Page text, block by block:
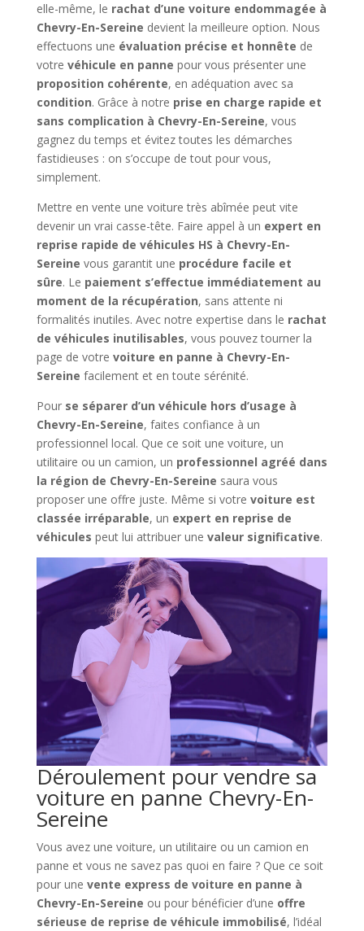
elle-même, le rachat d’une voiture endommagée à
Chevry-En-Sereine devient la meilleure option. Nous
effectuons une évaluation précise et honnête de
votre véhicule en panne pour vous présenter une
proposition cohérente, en adéquation avec sa
condition. Grâce à notre prise en charge rapide et
sans complication à Chevry-En-Sereine, vous
gagnez du temps et évitez toutes les démarches
fastidieuses : on s’occupe de tout pour vous,
simplement.
Mettre en vente une voiture très abîmée peut vite
devenir un vrai casse-tête. Faire appel à un expert en
reprise rapide de véhicules HS à Chevry-En-
Sereine vous garantit une procédure facile et
sûre. Le paiement s’effectue immédiatement au
moment de la récupération, sans attente ni
formalités inutiles. Avec notre expertise dans le rachat
de véhicules inutilisables, vous pouvez tourner la
page de votre voiture en panne à Chevry-En-
Sereine facilement et en toute sérénité.
Pour se séparer d’un véhicule hors d’usage à
Chevry-En-Sereine, faites confiance à un
professionnel local. Que ce soit une voiture, un
utilitaire ou un camion, un professionnel agréé dans
la région de Chevry-En-Sereine saura vous
proposer une offre juste. Même si votre voiture est
classée irréparable, un expert en reprise de
véhicules peut lui attribuer une valeur significative.
Déroulement pour vendre sa
voiture en panne Chevry-En-
Sereine
Vous avez une voiture, un utilitaire ou un camion en
panne et vous ne savez pas quoi en faire ? Que ce soit
pour une vente express de voiture en panne à
Chevry-En-Sereine ou pour bénéficier d’une offre
sérieuse de reprise de véhicule immobilisé, l’idéal